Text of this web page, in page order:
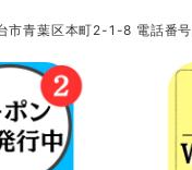
市青葉区本町2-1-8 電話